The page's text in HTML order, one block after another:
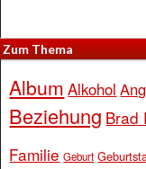
Zum Thema
Album Alkohol
Beziehung Brad
Familie Geburt